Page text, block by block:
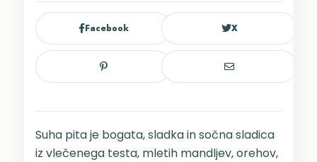
Facebook X
Suha pita je bogata, sladka in sočna sladica
iz vlečenega testa, mletih mandljev, orehov,